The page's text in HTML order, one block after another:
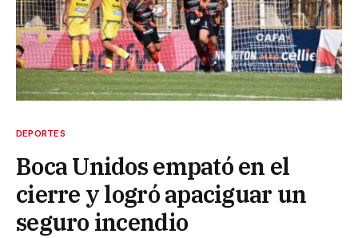
DEPORTES
Boca Unidos empató en el
cierre y logró apaciguar un
seguro incendio